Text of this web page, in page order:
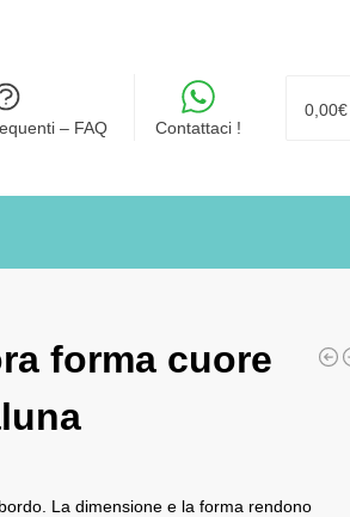
– FAQ Contattaci !
0,00€
forma cuore
La dimensione e la forma rendono